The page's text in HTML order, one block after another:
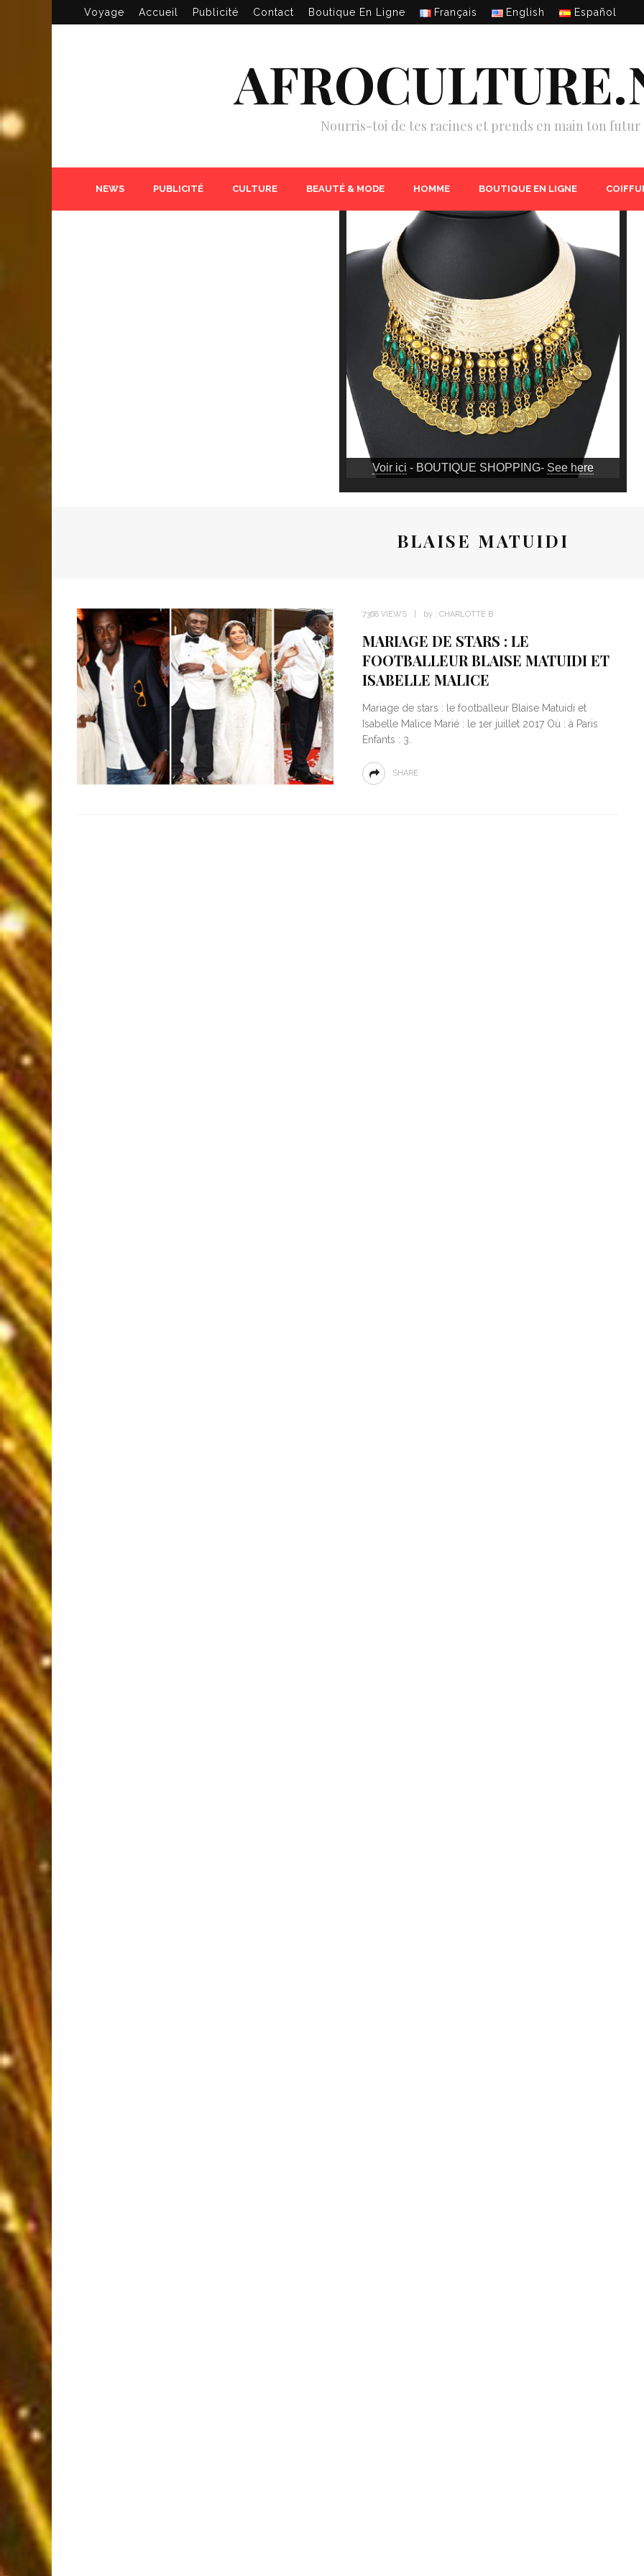
Voyage Accueil Publicité Contact Boutique En Ligne Français English Español
Nourris-toi de tes racines et prends en main ton futur
NEWS PUBLICITÉ CULTURE BEAUTÉ & MODE HOMME BOUTIQUE EN LIGNE
Voir ici - BOUTIQUE SHOPPING- See here
BLAISE MATUIDI
7368 VIEWS by : CHARLOTTE B
MARIAGE DE STARS : LE
FOOTBALLEUR BLAISE MATUIDI ET
ISABELLE MALICE
Mariage de stars : le footballeur Blaise Matuidi et
Isabelle Malice Marié : le 1er juillet 2017 Où : à Paris
Enfants : 3.
SHARE